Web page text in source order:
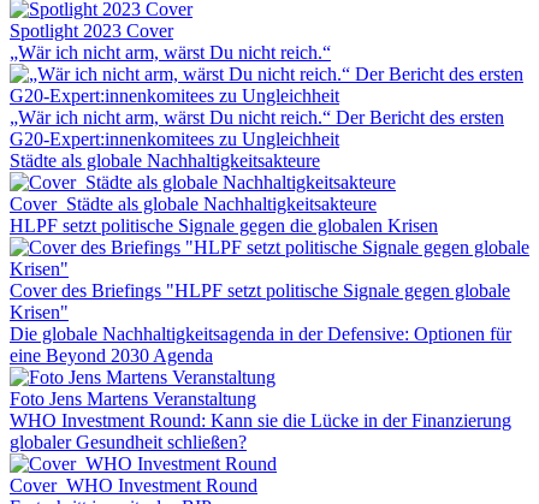
Spotlight 2023 Cover
„Wär ich nicht arm, wärst Du nicht reich.“
„Wär ich nicht arm, wärst Du nicht reich.“ Der Bericht des ersten
G20-Expert:innenkomitees zu Ungleichheit
Städte als globale Nachhaltigkeitsakteure
Cover_Städte als globale Nachhaltigkeitsakteure
HLPF setzt politische Signale gegen die globalen Krisen
Cover des Briefings "HLPF setzt politische Signale gegen globale
Krisen"
Die globale Nachhaltigkeitsagenda in der Defensive: Optionen für
eine Beyond 2030 Agenda
Foto Jens Martens Veranstaltung
WHO Investment Round: Kann sie die Lücke in der Finanzierung
globaler Gesundheit schließen?
Cover_WHO Investment Round